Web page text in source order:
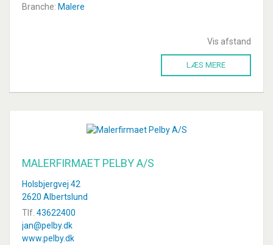
Branche: Malere
Vis afstand
LÆS MERE
MALERFIRMAET PELBY A/S
Holsbjergvej 42
2620 Albertslund
Tlf. 43622400
jan@pelby.dk
www.pelby.dk